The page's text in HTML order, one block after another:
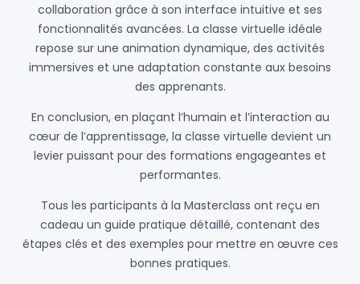
collaboration grâce à son interface intuitive et ses
fonctionnalités avancées. La classe virtuelle idéale
repose sur une animation dynamique, des activités
immersives et une adaptation constante aux besoins
des apprenants.
En conclusion, en plaçant l’humain et l’interaction au
cœur de l’apprentissage, la classe virtuelle devient un
levier puissant pour des formations engageantes et
performantes.
Tous les participants à la Masterclass ont reçu en
cadeau un guide pratique détaillé, contenant des
étapes clés et des exemples pour mettre en œuvre ces
bonnes pratiques.